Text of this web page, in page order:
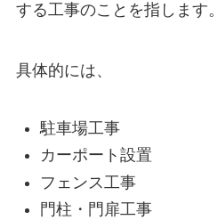
する工事のことを指します。
具体的には、
駐車場工事
カーポート設置
フェンス工事
門柱・門扉工事